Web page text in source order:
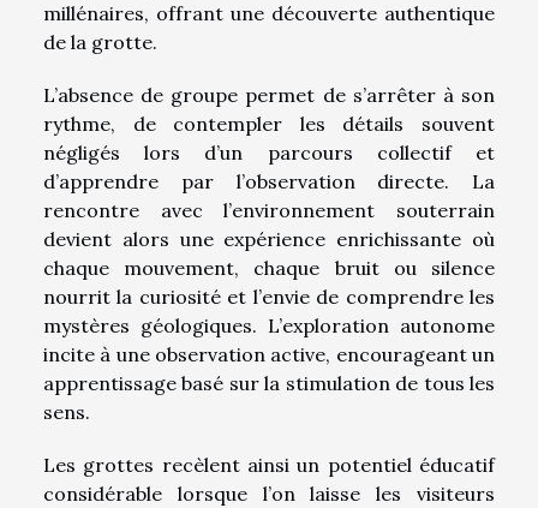
millénaires, offrant une découverte authentique
de la grotte.
L’absence de groupe permet de s’arrêter à son
rythme, de contempler les détails souvent
négligés lors d’un parcours collectif et
d’apprendre par l’observation directe. La
rencontre avec l’environnement souterrain
devient alors une expérience enrichissante où
chaque mouvement, chaque bruit ou silence
nourrit la curiosité et l’envie de comprendre les
mystères géologiques. L’exploration autonome
incite à une observation active, encourageant un
apprentissage basé sur la stimulation de tous les
sens.
Les grottes recèlent ainsi un potentiel éducatif
considérable lorsque l’on laisse les visiteurs